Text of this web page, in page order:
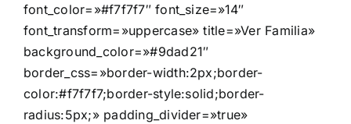
font_color=»#f7f7f7″ font_size=»14″
font_transform=»uppercase» title=»Ver Familia»
background_color=»#9dad21″
border_css=»border-width:2px;border-
color:#f7f7f7;border-style:solid;border-
radius:5px;» padding_divider=»true»